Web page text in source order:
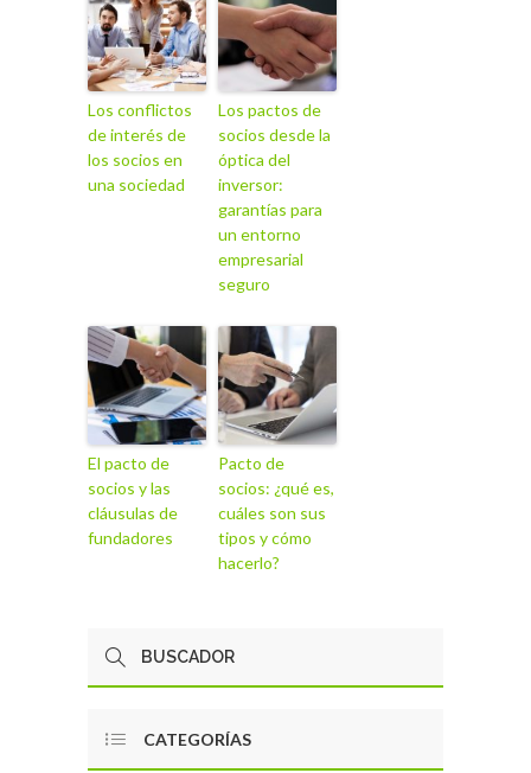
Los conflictos
de interés de
los socios en
una sociedad
Los pactos de
socios desde la
óptica del
inversor:
garantías para
un entorno
empresarial
seguro
El pacto de
socios y las
cláusulas de
fundadores
Pacto de
socios: ¿qué es,
cuáles son sus
tipos y cómo
hacerlo?
CATEGORÍAS